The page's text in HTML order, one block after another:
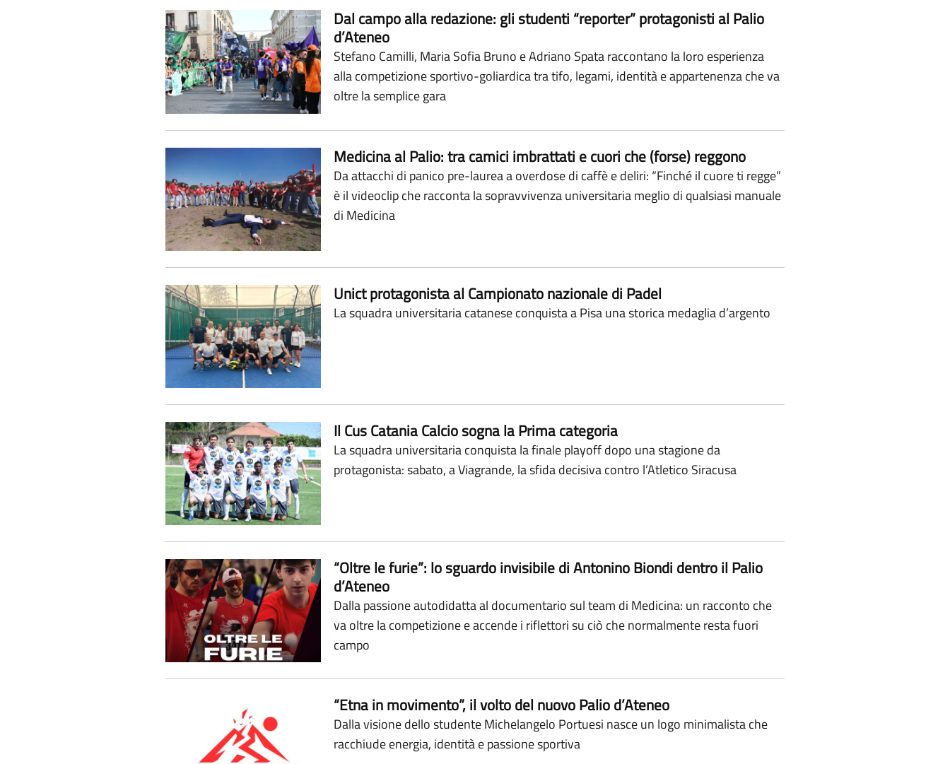
Dal campo alla redazione: gli studenti “reporter” protagonisti al Palio
d’Ateneo
Stefano Camilli, Maria Sofia Bruno e Adriano Spata raccontano la loro esperienza
alla competizione sportivo-goliardica tra tifo, legami, identità e appartenenza che va
oltre la semplice gara
Medicina al Palio: tra camici imbrattati e cuori che (forse) reggono
Da attacchi di panico pre-laurea a overdose di caffè e deliri: “Finché il cuore ti regge”
è il videoclip che racconta la sopravvivenza universitaria meglio di qualsiasi manuale
di Medicina
Unict protagonista al Campionato nazionale di Padel
La squadra universitaria catanese conquista a Pisa una storica medaglia d’argento
Il Cus Catania Calcio sogna la Prima categoria
La squadra universitaria conquista la finale playoff dopo una stagione da
protagonista: sabato, a Viagrande, la sfida decisiva contro l’Atletico Siracusa
“Oltre le furie”: lo sguardo invisibile di Antonino Biondi dentro il Palio
d’Ateneo
Dalla passione autodidatta al documentario sul team di Medicina: un racconto che
va oltre la competizione e accende i riflettori su ciò che normalmente resta fuori
campo
“Etna in movimento”, il volto del nuovo Palio d’Ateneo
Dalla visione dello studente Michelangelo Portuesi nasce un logo minimalista che
racchiude energia, identità e passione sportiva